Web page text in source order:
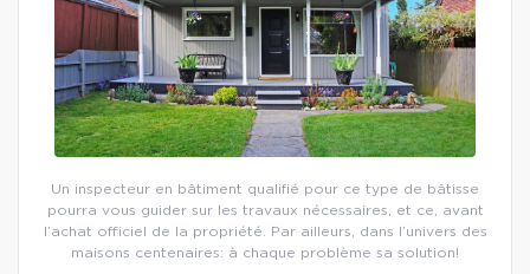
Un inspecteur en bâtiment qualifié pour ce type de bâtisse
pourra vous guider sur les travaux nécessaires, et ce, avant
l’achat officiel de la propriété. Par ailleurs, dans l’univers des
maisons centenaires: à chaque problème sa solution!